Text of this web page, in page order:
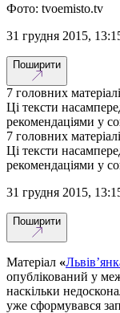
Фото: tvoemisto.tv
31 грудня 2015,
Поширити
7 головних
Ці тексти
рекомендаціями у
7 головних
Ці тексти
рекомендаціями у
31 грудня 2015,
Поширити
Матеріал «
опублікований у
наскільки
уже сформувався